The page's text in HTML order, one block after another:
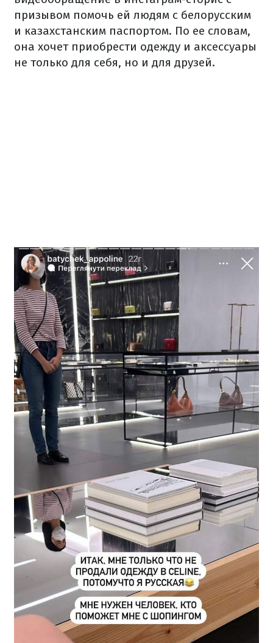
призывом помочь ей людям с белорусским
и казахстанским паспортом. По ее словам,
она хочет приобрести одежду и аксессуары
не только для себя, но и для друзей.